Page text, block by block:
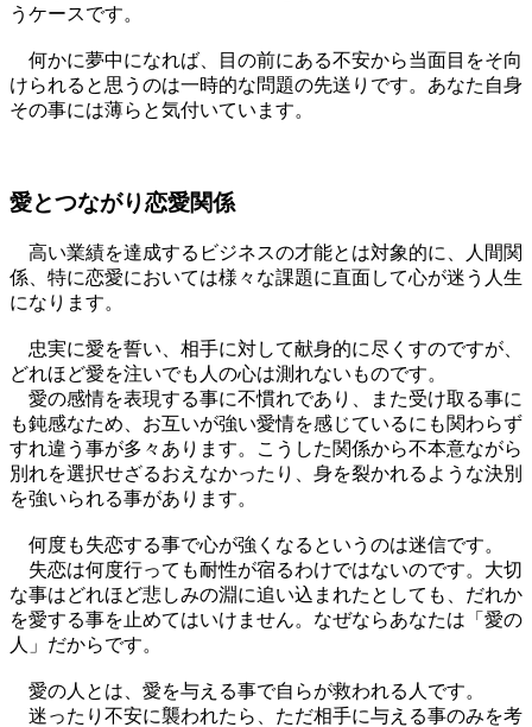
うケースです。
何かに夢中になれば、目の前にある不安から当面目をそ向
けられると思うのは一時的な問題の先送りです。あなた自身
その事には薄らと気付いています。
愛とつながり恋愛関係
高い業績を達成するビジネスの才能とは対象的に、人間関
係、特に恋愛においては様々な課題に直面して心が迷う人生
になります。
忠実に愛を誓い、相手に対して献身的に尽くすのですが、
どれほど愛を注いでも人の心は測れないものです。
愛の感情を表現する事に不慣れであり、また受け取る事に
も鈍感なため、お互いが強い愛情を感じているにも関わらず
すれ違う事が多々あります。こうした関係から不本意ながら
別れを選択せざるおえなかったり、身を裂かれるような決別
を強いられる事があります。
何度も失恋する事で心が強くなるというのは迷信です。
失恋は何度行っても耐性が宿るわけではないのです。大切
な事はどれほど悲しみの淵に追い込まれたとしても、だれか
を愛する事を止めてはいけません。なぜならあなたは「愛の
人」だからです。
愛の人とは、愛を与える事で自らが救われる人です。
迷ったり不安に襲われたら、ただ相手に与える事のみを考